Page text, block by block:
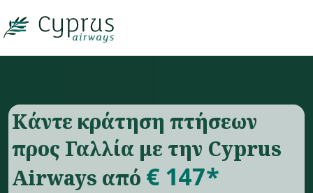

Κάντε κράτηση πτήσεων
προς Γαλλία με την Cyprus
Airways από € 147*